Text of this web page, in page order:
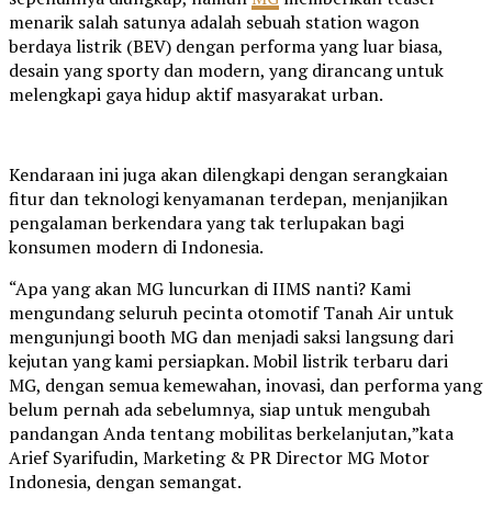
menarik salah satunya adalah sebuah station wagon
berdaya listrik (BEV) dengan performa yang luar biasa,
desain yang sporty dan modern, yang dirancang untuk
melengkapi gaya hidup aktif masyarakat urban.
Kendaraan ini juga akan dilengkapi dengan serangkaian
fitur dan teknologi kenyamanan terdepan, menjanjikan
pengalaman berkendara yang tak terlupakan bagi
konsumen modern di Indonesia.
“Apa yang akan MG luncurkan di IIMS nanti? Kami
mengundang seluruh pecinta otomotif Tanah Air untuk
mengunjungi booth MG dan menjadi saksi langsung dari
kejutan yang kami persiapkan. Mobil listrik terbaru dari
MG, dengan semua kemewahan, inovasi, dan performa yang
belum pernah ada sebelumnya, siap untuk mengubah
pandangan Anda tentang mobilitas berkelanjutan,”kata
Arief Syarifudin, Marketing & PR Director MG Motor
Indonesia, dengan semangat.